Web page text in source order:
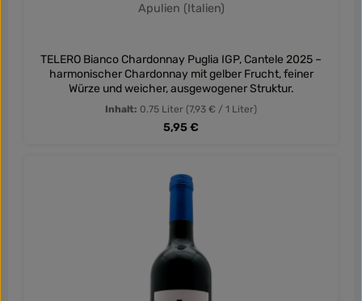
Apulien (Italien)
TELERO Bianco Chardonnay Puglia IGP, Cantele 2025 –
harmonischer Chardonnay mit gelber Frucht, feiner
Würze und weicher, ausgewogener Struktur.
Inhalt: 0.75 Liter (7,93 € / 1 Liter)
Regulärer Preis:
5,95 €